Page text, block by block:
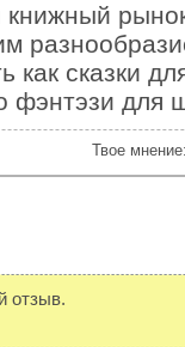
как сказки
фэнтэзи для
Твое
отзыв.